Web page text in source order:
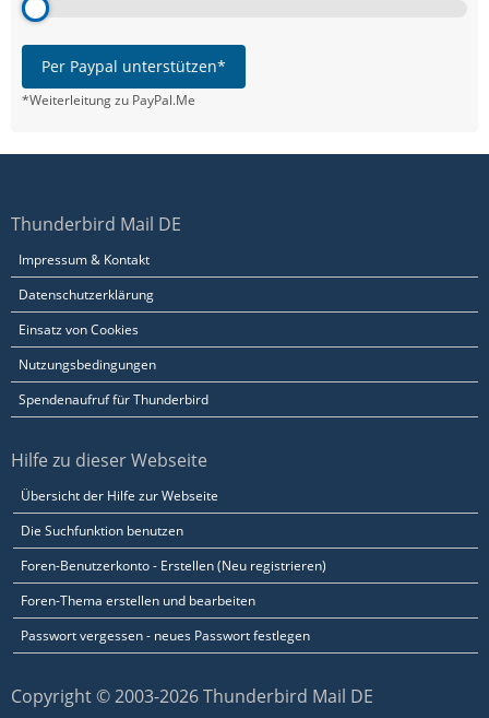
Per Paypal unterstützen*
*Weiterleitung zu PayPal.Me
Thunderbird Mail DE
Impressum & Kontakt
Datenschutzerklärung
Einsatz von Cookies
Nutzungsbedingungen
Spendenaufruf für Thunderbird
Hilfe zu dieser Webseite
Übersicht der Hilfe zur Webseite
Die Suchfunktion benutzen
Foren-Benutzerkonto - Erstellen (Neu registrieren)
Foren-Thema erstellen und bearbeiten
Passwort vergessen - neues Passwort festlegen
Copyright © 2003-2026 Thunderbird Mail DE